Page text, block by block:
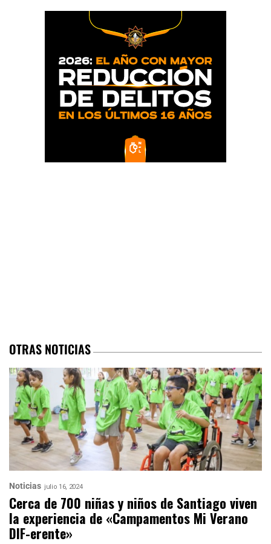
OTRAS NOTICIAS
Noticias julio 16, 2024
Cerca de 700 niñas y niños de Santiago viven
la experiencia de «Campamentos Mi Verano
DIF-erente»